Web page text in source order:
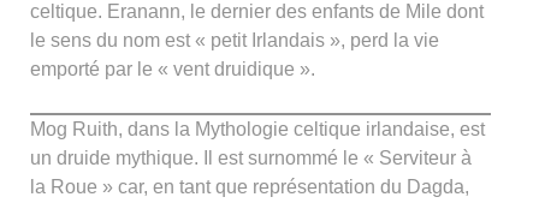
celtique. Eranann, le dernier des enfants de Mile dont
le sens du nom est « petit Irlandais », perd la vie
emporté par le « vent druidique ».
Mog Ruith, dans la Mythologie celtique irlandaise, est
un druide mythique. Il est surnommé le « Serviteur à
la Roue » car, en tant que représentation du Dagda,